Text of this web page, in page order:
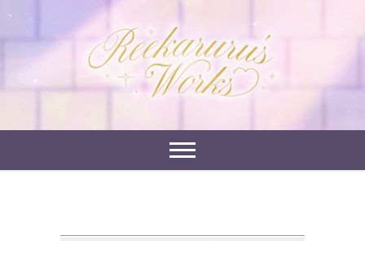
れーかるる's
works
れーかるるの運営するイラストポートフォリオサイ
トです。